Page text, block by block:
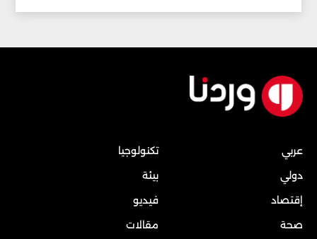
عربي
دولي
إقتصاد
صحة
تكنولوجيا
بيئة
فيديو
مقالات